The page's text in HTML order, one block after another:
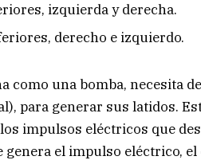
izquierda y derecha.
derecho e izquierdo.
como una bomba, necesita
para generar sus latidos.
impulsos eléctricos que
genera el impulso eléctrico,